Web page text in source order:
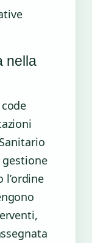
nella